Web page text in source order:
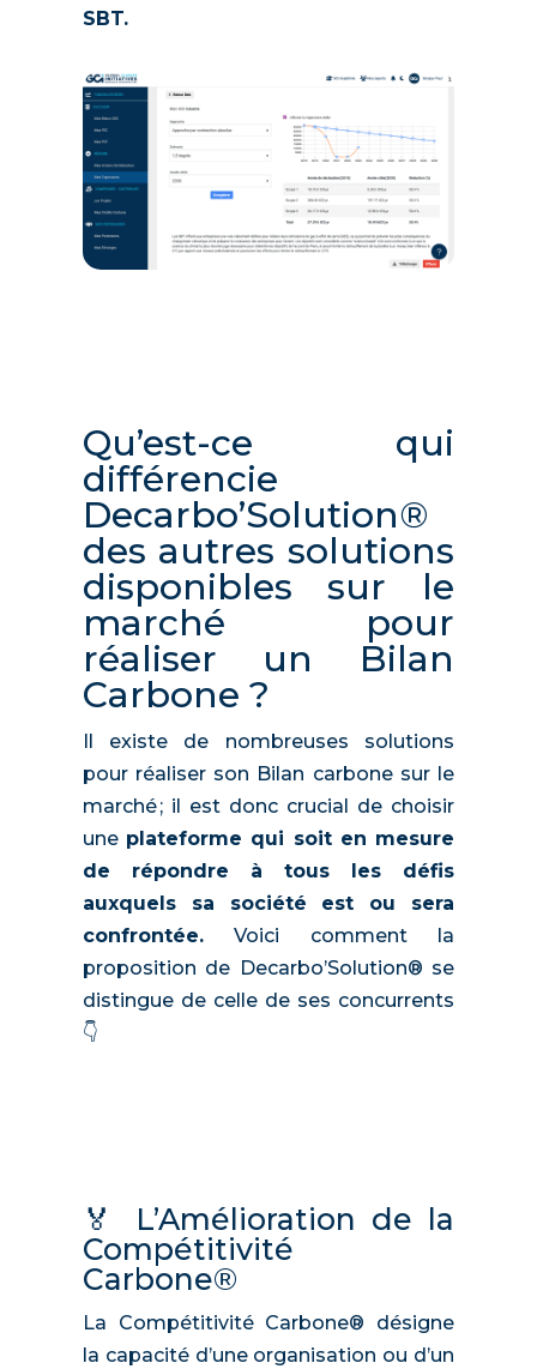
SBT.
Qu’est-ce qui
différencie
Decarbo’Solution®
des autres solutions
disponibles sur le
marché pour
réaliser un Bilan
Carbone ?
Il existe de nombreuses solutions
pour réaliser son Bilan carbone sur le
marché ; il est donc crucial de choisir
une plateforme qui soit en mesure
de répondre à tous les défis
auxquels sa société est ou sera
confrontée.Voici comment la
proposition de Decarbo’Solution® se
distingue de celle de ses concurrents
👇
🏅 L’Amélioration de la
Compétitivité
Carbone®
La Compétitivité Carbone® désigne
la capacité d’une organisation ou d’un